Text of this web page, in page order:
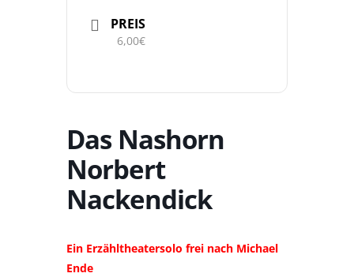
PREIS
6,00€
Das Nashorn
Norbert
Nackendick
Ein Erzähltheatersolo frei nach Michael
Ende